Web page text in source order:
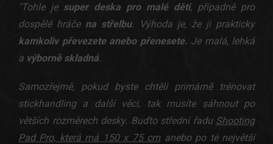
"Tohle je super deska pro malé děti, případně pro
dospělé hráče na střelbu. Výhoda je, že ji prakticky
kamkoliv převezete anebo přenesete. Je malá, lehká
a výborně skladná.
Samozřejmě, pokud byste chtěli primárně trénovat
stickhandling a další věci, tak musíte sáhnout po
větších rozměrech desky. Buďto střední řadu Shooting
Pad Pro, která má 150 x 75 cmanebo po té největší